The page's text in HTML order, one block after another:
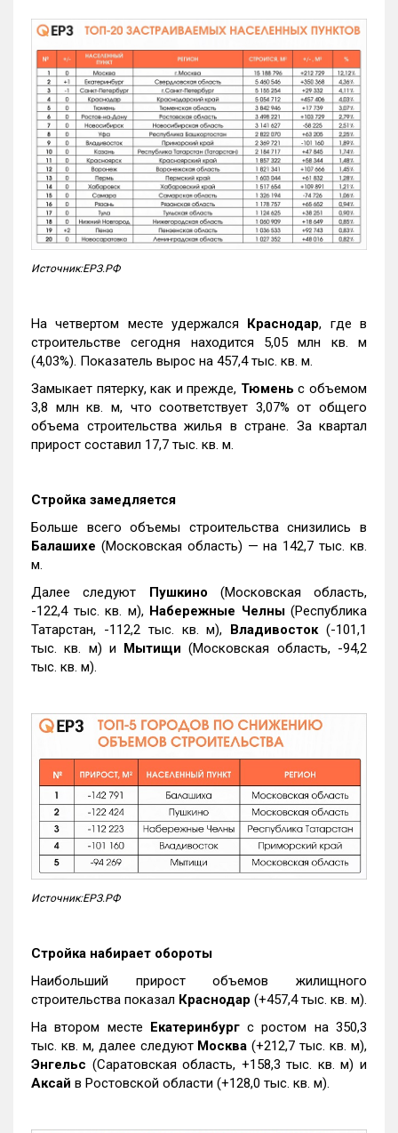
Источник:ЕРЗ.РФ
На четвертом месте удержался Краснодар, где в
строительстве сегодня находится 5,05 млн кв. м
(4,03%). Показатель вырос на 457,4 тыс. кв. м.
Замыкает пятерку, как и прежде, Тюмень с объемом
3,8 млн кв. м, что соответствует 3,07% от общего
объема строительства жилья в стране. За квартал
прирост составил 17,7 тыс. кв. м.
Стройка замедляется
Больше всего объемы строительства снизились в
Балашихе (Московская область) — на 142,7 тыс. кв.
м.
Далее следуют Пушкино (Московская область,
-122,4 тыс. кв. м), Набережные Челны(Республика
Татарстан, -112,2 тыс. кв. м), Владивосток(-101,1
тыс. кв. м) и Мытищи (Московская область, -94,2
тыс. кв. м).
Источник:ЕРЗ.РФ
Стройка набирает обороты
Наибольший прирост объемов жилищного
строительства показал Краснодар (+457,4 тыс. кв. м).
На втором месте Екатеринбургс ростом на 350,3
тыс. кв. м, далее следуют Москва (+212,7 тыс. кв. м),
Энгельс (Саратовская область, +158,3 тыс. кв. м) и
Аксай в Ростовской области (+128,0 тыс. кв. м).